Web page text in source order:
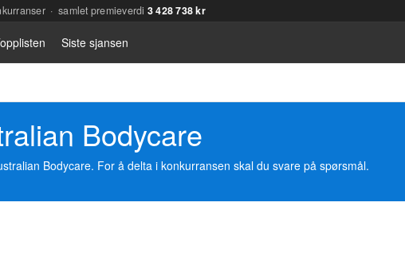
· samlet premieverdi 3 428 738 kr
Siste sjansen
Bodycare
Bodycare. For å delta i konkurransen skal du svare på spørsmål.